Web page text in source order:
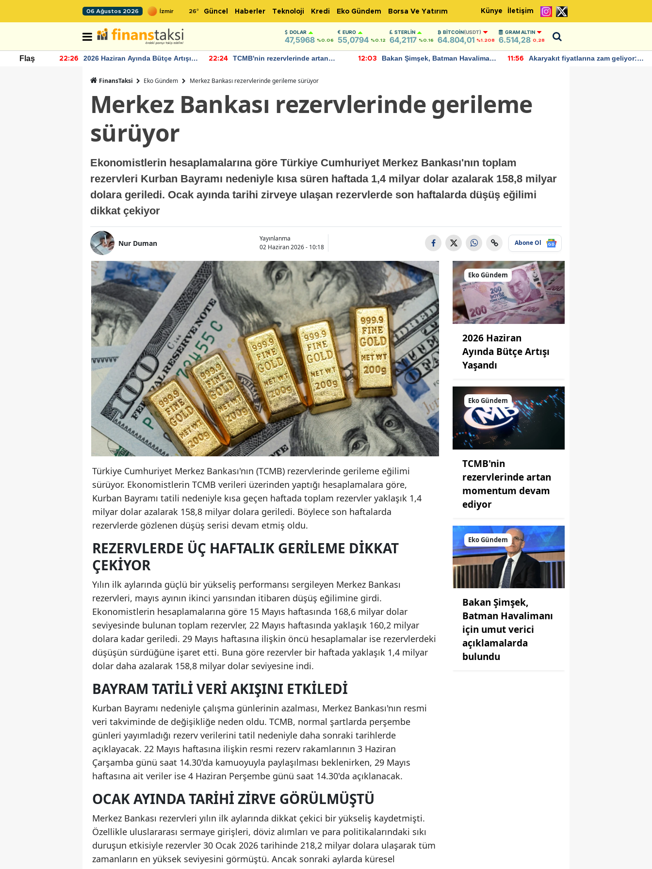
06 Ağustos 2026 26° Güncel Haberler Teknoloji Kredi Eko Gündem Borsa Ve Yatırım Künye İletişim
DOLAR
47,5968 %0.06
EURO
55,0794 %0.12
STERLIN
64,2117 %0.16
BITCOIN(USDT)
64.804,01 %1.208
GRAM ALTIN
6.514,28 0,28
Flaş 22:26
2026 Haziran Ayında Bütçe Artışı
22:24
TCMB'nin rezervlerinde artan
12:03
Bakan Şimşek, Batman Havalimanı
11:56
Akaryakıt fiyatlarına zam geliyor:
FinansTaksi Eko Gündem Merkez Bankası rezervlerinde gerileme sürüyor
Merkez Bankası rezervlerinde gerileme
sürüyor
Ekonomistlerin hesaplamalarına göre Türkiye Cumhuriyet Merkez Bankası'nın toplam
rezervleri Kurban Bayramı nedeniyle kısa süren haftada 1,4 milyar dolar azalarak 158,8 milyar
dolara geriledi. Ocak ayında tarihi zirveye ulaşan rezervlerde son haftalarda düşüş eğilimi
dikkat çekiyor
Nur Duman
Yayınlanma
02 Haziran 2026 - 10:18
Abone Ol
Türkiye Cumhuriyet Merkez Bankası'nın (TCMB) rezervlerinde gerileme eğilimi
sürüyor. Ekonomistlerin TCMB verileri üzerinden yaptığı hesaplamalara göre,
Kurban Bayramı tatili nedeniyle kısa geçen haftada toplam rezervler yaklaşık 1,4
milyar dolar azalarak 158,8 milyar dolara geriledi. Böylece son haftalarda
rezervlerde gözlenen düşüş serisi devam etmiş oldu.
REZERVLERDE ÜÇ HAFTALIK GERILEME DIKKAT
ÇEKIYOR
Yılın ilk aylarında güçlü bir yükseliş performansı sergileyen Merkez Bankası
rezervleri, mayıs ayının ikinci yarısından itibaren düşüş eğilimine girdi.
Ekonomistlerin hesaplamalarına göre 15 Mayıs haftasında 168,6 milyar dolar
seviyesinde bulunan toplam rezervler, 22 Mayıs haftasında yaklaşık 160,2 milyar
dolara kadar geriledi. 29 Mayıs haftasına ilişkin öncü hesaplamalar ise rezervlerdeki
düşüşün sürdüğüne işaret etti. Buna göre rezervler bir haftada yaklaşık 1,4 milyar
dolar daha azalarak 158,8 milyar dolar seviyesine indi.
BAYRAM TATILI VERI AKIŞINI ETKILEDI
Kurban Bayramı nedeniyle çalışma günlerinin azalması, Merkez Bankası'nın resmi
veri takviminde de değişikliğe neden oldu. TCMB, normal şartlarda perşembe
günleri yayımladığı rezerv verilerini tatil nedeniyle daha sonraki tarihlerde
açıklayacak. 22 Mayıs haftasına ilişkin resmi rezerv rakamlarının 3 Haziran
Çarşamba günü saat 14.30'da kamuoyuyla paylaşılması beklenirken, 29 Mayıs
haftasına ait veriler ise 4 Haziran Perşembe günü saat 14.30'da açıklanacak.
OCAK AYINDA TARIHI ZIRVE GÖRÜLMÜŞTÜ
Merkez Bankası rezervleri yılın ilk aylarında dikkat çekici bir yükseliş kaydetmişti.
Özellikle uluslararası sermaye girişleri, döviz alımları ve para politikalarındaki sıkı
duruşun etkisiyle rezervler 30 Ocak 2026 tarihinde 218,2 milyar dolara ulaşarak tüm
zamanların en yüksek seviyesini görmüştü. Ancak sonraki aylarda küresel
Eko Gündem
2026 Haziran
Ayında Bütçe Artışı
Yaşandı
Eko Gündem
TCMB'nin
rezervlerinde artan
momentum devam
ediyor
Eko Gündem
Bakan Şimşek,
Batman Havalimanı
için umut verici
açıklamalarda
bulundu